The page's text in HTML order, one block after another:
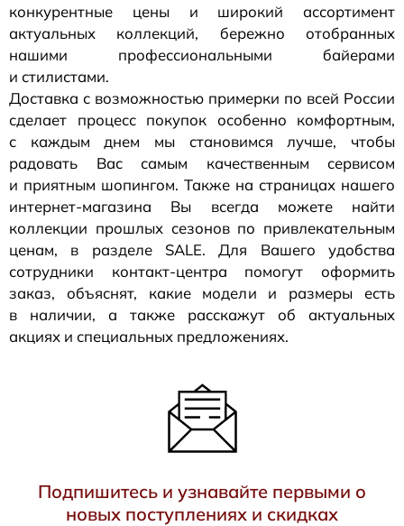
конкурентные цены и широкий ассортимент
актуальных коллекций, бережно отобранных
нашими профессиональными байерами
и стилистами.
Доставка с возможностью примерки по всей России
сделает процесс покупок особенно комфортным,
с каждым днем мы становимся лучше, чтобы
радовать Вас самым качественным сервисом
и приятным шопингом. Также на страницах нашего
интернет-магазина Вы всегда можете найти
коллекции прошлых сезонов по привлекательным
ценам, в разделе SALE. Для Вашего удобства
сотрудники контакт-центра помогут оформить
заказ, объяснят, какие модели и размеры есть
в наличии, а также расскажут об актуальных
акциях и специальных предложениях.
Подпишитесь и узнавайте первыми о
новых поступлениях и скидках